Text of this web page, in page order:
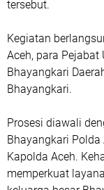
tersebut.
Kegiatan
Aceh, para Pejabat
Bhayangkari
Bhayangkari.
Prosesi diawali
Bhayangkari
Kapolda Aceh.
memperkuat